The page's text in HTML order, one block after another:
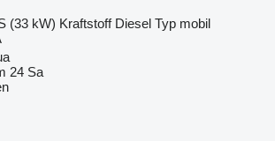
(33 kW) Kraftstoff Diesel Typ mobil
24 Sa